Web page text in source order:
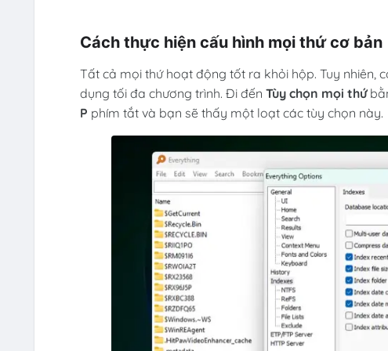
Cách thực hiện cấu hình mọi thứ cơ bản
Tất cả mọi thứ hoạt động tốt ra khỏi hộp. Tuy nhiên,
dụng tối đa chương trình. Đi đến Tùy chọn mọi thứ
P phím tắt và bạn sẽ thấy một loạt các tùy chọn này.